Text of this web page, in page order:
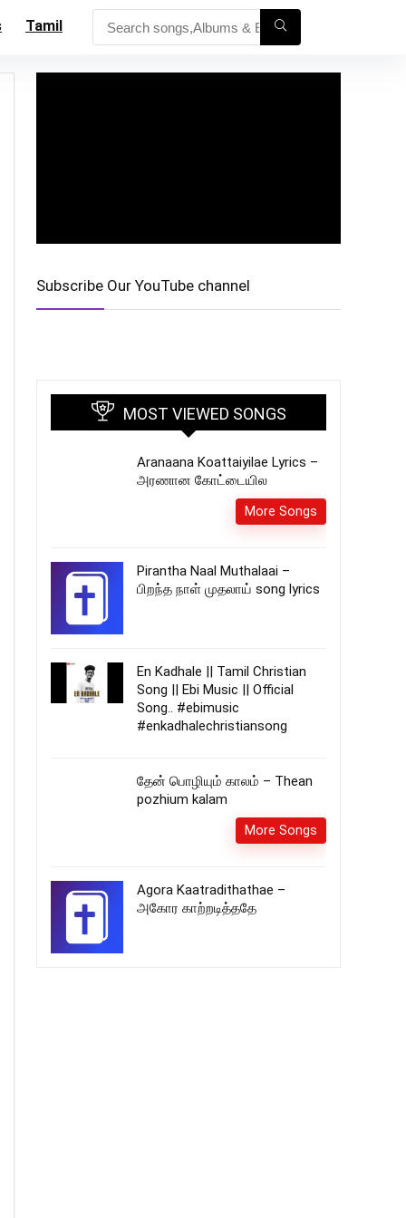
Tamil
Subscribe Our YouTube channel
MOST VIEWED SONGS
Aranaana Koattaiyilae Lyrics –
அரணான கோட்டையில
More Songs
Pirantha Naal Muthalaai –
பிறந்த நாள் முதலாய் song lyrics
En Kadhale || Tamil Christian
Song || Ebi Music || Official
Song.. #ebimusic
#enkadhalechristiansong
தேன் பொழியும் காலம் – Thean
pozhium kalam
More Songs
Agora Kaatradithathae –
அகோர காற்றடித்ததே